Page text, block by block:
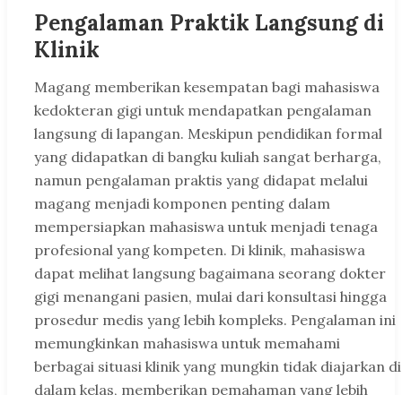
Pengalaman Praktik Langsung di
Klinik
Magang memberikan kesempatan bagi mahasiswa
kedokteran gigi untuk mendapatkan pengalaman
langsung di lapangan. Meskipun pendidikan formal
yang didapatkan di bangku kuliah sangat berharga,
namun pengalaman praktis yang didapat melalui
magang menjadi komponen penting dalam
mempersiapkan mahasiswa untuk menjadi tenaga
profesional yang kompeten. Di klinik, mahasiswa
dapat melihat langsung bagaimana seorang dokter
gigi menangani pasien, mulai dari konsultasi hingga
prosedur medis yang lebih kompleks. Pengalaman ini
memungkinkan mahasiswa untuk memahami
berbagai situasi klinik yang mungkin tidak diajarkan di
dalam kelas, memberikan pemahaman yang lebih